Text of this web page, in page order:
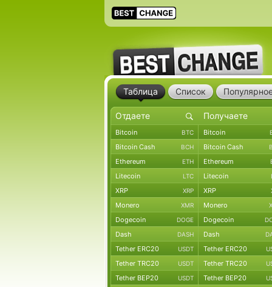
Таблица Список
Bitcoin BTC Bitcoin
Bitcoin Cash BCH Bitcoin Cash
Ethereum ETH Ethereum
Litecoin LTC Litecoin
XRP XRP XRP
Monero XMR Monero
Dogecoin DOGE Dogecoin
Dash DASH Dash
Tether ERC20 USDT Tether ERC20
Tether TRC20 USDT Tether TRC20
Tether BEP20 USDT Tether BEP20